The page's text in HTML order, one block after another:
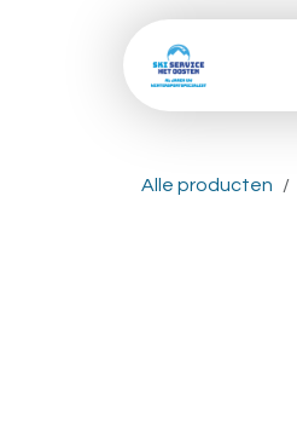
Overslaan naar inhoud
Alle producten